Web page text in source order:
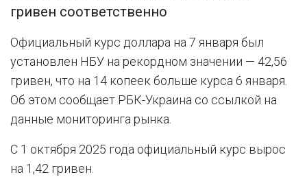
гривен соответственно
Официальный курс доллара на 7 января был
установлен НБУ на рекордном значении — 42,56
гривен, что на 14 копеек больше курса 6 января.
Об этом сообщает РБК-Украина со ссылкой на
данные мониторинга рынка.
С 1 октября 2025 года официальный курс вырос
на 1,42 гривен.